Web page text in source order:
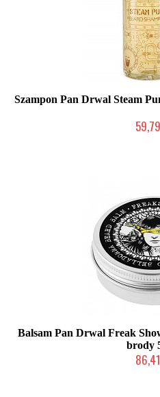
Szampon Pan Drwal Steam
Balsam Pan Drwal Freak
brody